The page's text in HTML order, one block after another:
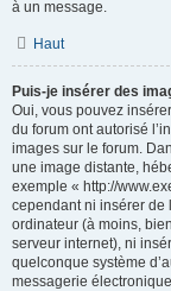
à un message.
Haut
Puis-je insérer des
Oui, vous pouvez
du forum ont autorisé
images sur le forum.
une image distante,
exemple « http://
cependant ni insérer de
ordinateur (à moins,
serveur internet), ni
quelconque système
messagerie